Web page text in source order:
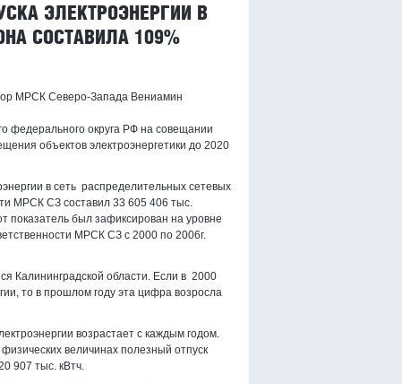
ЭЛЕКТРОЭНЕРГИИ В
СОСТАВИЛА 109%
МРСК Северо-Запада Вениамин
федерального округа РФ на совещании
объектов электроэнергетики до 2020
в сеть распределительных сетевых
МРСК СЗ составил 33 605 406 тыс.
показатель был зафиксирован на уровне
МРСК СЗ с 2000 по 2006г.
Калининградской области. Если в 2000
то в прошлом году эта цифра возросла
возрастает с каждым годом.
величинах полезный отпуск
907 тыс. кВтч.